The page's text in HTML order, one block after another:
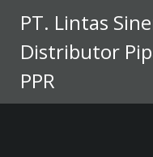
PT. Lintas
Distributor
PPR